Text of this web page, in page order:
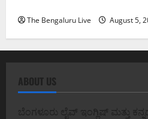
The Bengaluru Live August 5,
ABOUT US
ಬೆಂಗಳೂರು ಲೈವ್ ಇಂಗ್ಲಿಷ್ ಮತ್ತು